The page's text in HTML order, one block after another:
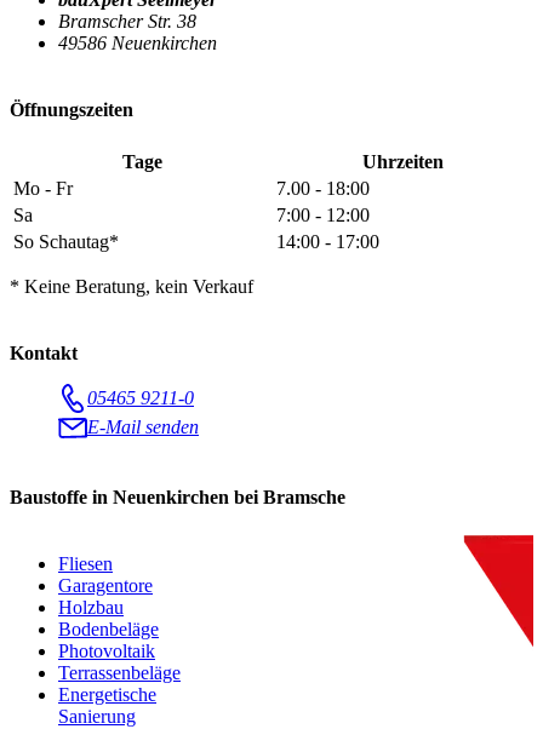
Bramscher Str. 38
49586 Neuenkirchen
Öffnungszeiten
Tage
Uhrzeiten
Mo - Fr
7.00 - 18:00
Sa
7:00 - 12:00
So Schautag*
14:00 - 17:00
* Keine Beratung, kein Verkauf
Kontakt
05465 9211-0
E-Mail senden
Baustoffe in Neuenkirchen bei Bramsche
Fliesen
Garagentore
Holzbau
Bodenbeläge
Photovoltaik
Terrassenbeläge
Energetische
Sanierung